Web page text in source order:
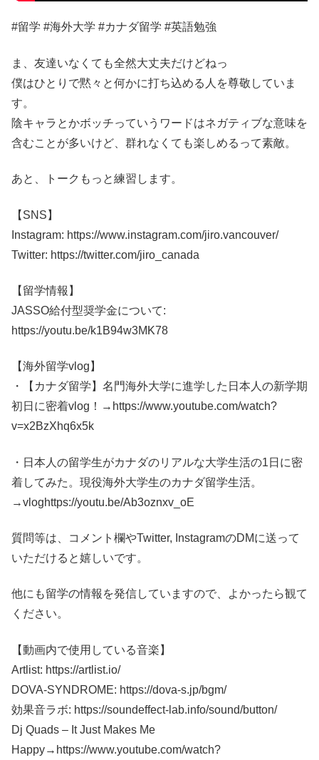
#留学 #海外大学 #カナダ留学 #英語勉強
ま、友達いなくても全然大丈夫だけどねっ
僕はひとりで黙々と何かに打ち込める人を尊敬していま
す。
陰キャラとかボッチっていうワードはネガティブな意味を
含むことが多いけど、群れなくても楽しめるって素敵。
あと、トークもっと練習します。
【SNS】
Instagram: https://www.instagram.com/jiro.vancouver/
Twitter: https://twitter.com/jiro_canada
【留学情報】
JASSO給付型奨学金について:
https://youtu.be/k1B94w3MK78
【海外留学vlog】
・【カナダ留学】名門海外大学に進学した日本人の新学期
初日に密着vlog！→https://www.youtube.com/watch?
v=x2BzXhq6x5k
・日本人の留学生がカナダのリアルな大学生活の1日に密
着してみた。現役海外大学生のカナダ留学生活。
→vloghttps://youtu.be/Ab3oznxv_oE
質問等は、コメント欄やTwitter, InstagramのDMに送って
いただけると嬉しいです。
他にも留学の情報を発信していますので、よかったら観て
ください。
【動画内で使用している音楽】
Artlist: https://artlist.io/
DOVA-SYNDROME: https://dova-s.jp/bgm/
効果音ラボ: https://soundeffect-lab.info/sound/button/
Dj Quads – It Just Makes Me
Happy→https://www.youtube.com/watch?